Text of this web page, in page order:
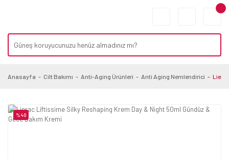
Anasayfa Cilt Bakımı Anti-Aging Ürünleri Anti Aging Nemlendirici
%40